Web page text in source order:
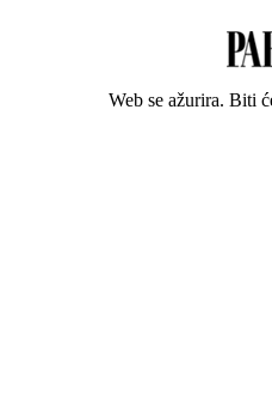
Web se ažurira. Biti